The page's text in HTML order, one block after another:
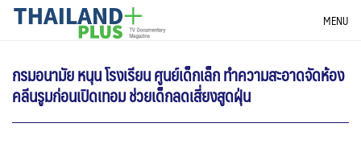
SkipTHAILANDPLUS NEWS MENU
กรมอนามัย หนุน โรงเรียน ศูนย์เด็กเล็ก ทำความสะอาดจัดห้อง
คลีนรูมก่อนเปิดเทอม ช่วยเด็กลดเสี่ยงสูดฝุ่น